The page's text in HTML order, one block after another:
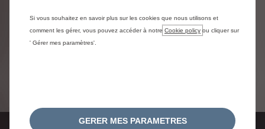
experts du réseau Citroën, soyez assuré du bon entretien de
votre véhicule dans les ateliers de la marque. Profitez d'un
programme de révision au meilleur prix, et assurez-vous une
d’origine Citroën. En plus de vous garantir l’assurance et le
confort lors de la révision de votre voiture, la marque assure
des exigences de qualité, de fiabilité et de longévité similaires
priviléger une révision à moindre coût ? Profitez des forfaits
Citroën Avantage. Conçus à partir de pièces multimarques
sélectionnées et validées par les ingénieurs Citroën pour les
Si vous souhaitez en savoir plus sur les cookies que nous utilisons et
comment les gérer, vous pouvez accéder à notre Cookie policy ou cliquer sur
' Gérer mes paramètres'.
GERER MES PARAMETRES